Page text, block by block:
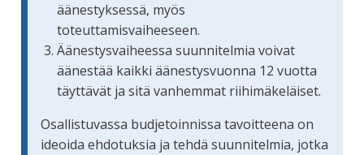
äänestyksessä, myös
toteuttamisvaiheeseen.
Äänestysvaiheessa suunnitelmia voivat
äänestää kaikki äänestysvuonna 12 vuotta
täyttävät ja sitä vanhemmat riihimäkeläiset.
Osallistuvassa budjetoinnissa tavoitteena on
ideoida ehdotuksia ja tehdä suunnitelmia, jotka